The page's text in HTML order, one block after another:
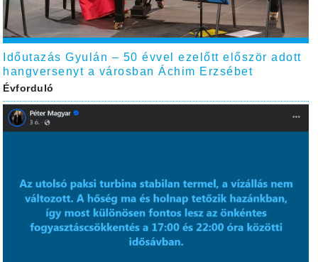
Időutazás Gyulán – 50 évvel ezelőtt először adott
hangversenyt a városban Áchim Erzsébet
Évforduló